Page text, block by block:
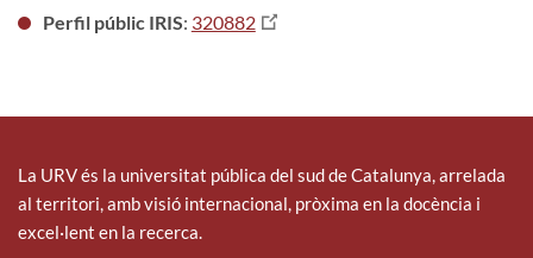
Perfil públic IRIS: 320882
La URV és la universitat pública del sud de Catalunya, arrelada
al territori, amb visió internacional, pròxima en la docència i
excel·lent en la recerca.